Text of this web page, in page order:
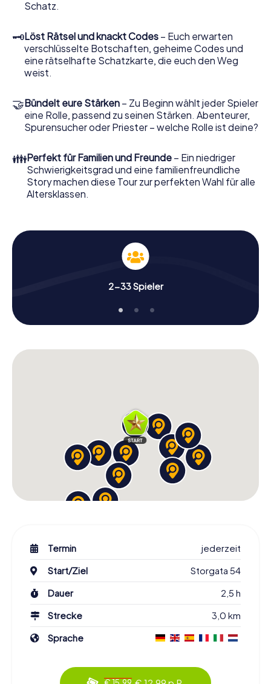
Schatz.
🗝Löst Rätsel und knackt Codes – Euch erwarten
verschlüsselte Botschaften, geheime Codes und
eine rätselhafte Schatzkarte, die euch den Weg
weist.
🤝Bündelt eure Stärken – Zu Beginn wählt jeder Spieler
eine Rolle, passend zu seinen Stärken. Abenteurer,
Spurensucher oder Priester – welche Rolle ist deine?
👪Perfekt für Familien und Freunde – Ein niedriger
Schwierigkeitsgrad und eine familienfreundliche
Story machen diese Tour zur perfekten Wahl für alle
Altersklassen.
2-33 Spieler
Termin
jederzeit
Start/Ziel
Storgata 54
Dauer
2,5 h
Strecke
3,0 km
Sprache